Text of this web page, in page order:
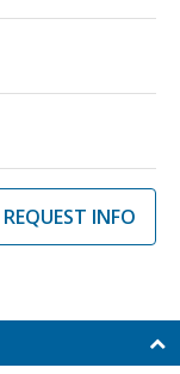
REQUEST INFO